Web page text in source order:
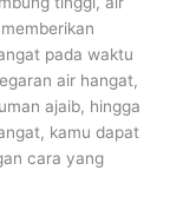
pada waktu
air hangat,
ajaib, hingga
kamu dapat
cara yang